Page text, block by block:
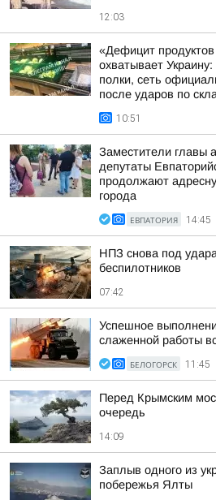
12:03
«Дефицит
охватывает
полки, сеть
после ударов по
10:51
Заместители главы
депутаты
продолжают
города
ЕВПАТОРИЯ 14:45
НПЗ снова под
беспилотников
07:42
Успешное
слаженной работы
БЕЛОГОРСК 11:45
Перед Крымским
очередь
14:09
Заплыв одного из
побережья Ялты